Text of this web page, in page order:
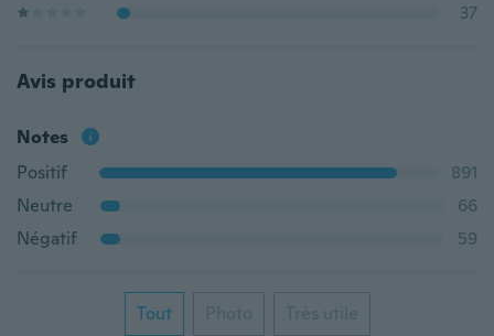
37
Avis produit
Notes
Positif
891
Neutre
66
Négatif
59
Tout Photo Très utile